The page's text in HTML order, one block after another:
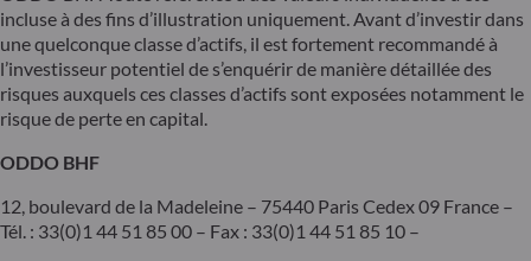
incluse à des fins d’illustration uniquement. Avant d’investir dans
une quelconque classe d’actifs, il est fortement recommandé à
l’investisseur potentiel de s’enquérir de manière détaillée des
risques auxquels ces classes d’actifs sont exposées notamment le
risque de perte en capital.
ODDO BHF
12, boulevard de la Madeleine – 75440 Paris Cedex 09 France –
Tél. : 33(0)1 44 51 85 00 – Fax : 33(0)1 44 51 85 10 –